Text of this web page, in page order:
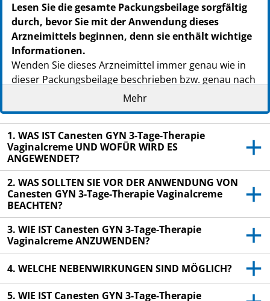
Lesen Sie die gesamte Packungsbeilage sorgfältig
durch, bevor Sie mit der Anwendung dieses
Arzneimittels beginnen, denn sie enthält wichtige
Informationen.
Wenden Sie dieses Arzneimittel immer genau wie in
dieser Packungsbeilage beschrieben bzw. genau nach
Anweisung Ihres Arztes oder Apothekers an.
Heben Sie die Packungsbeilage auf. Vielleicht
möchten Sie diese später nochmals lesen.
Fragen Sie Ihren Apotheker, wenn Sie weitere
Informationen oder einen Rat benötigen.
Wenn Sie Nebenwirkungen bemerken, wenden Sie
sich an Ihren Arzt oder Apotheker. Dies gilt auch
für Nebenwirkungen, die nicht in dieser
Packungsbeilage angegeben sind. Siehe Abschnitt
4.
Wenn sich Ihr Krankheitsbild nach 4 Tagen nicht
Sie sich an Ihren Arzt.
Mehr
1. WAS IST Canesten GYN 3-Tage-Therapie
Vaginalcreme UND WOFÜR WIRD ES
ANGEWENDET?
2. WAS SOLLTEN SIE VOR DER ANWENDUNG VON
Canesten GYN 3-Tage-Therapie Vaginalcreme
BEACHTEN?
3. WIE IST Canesten GYN 3-Tage-Therapie
Vaginalcreme ANZUWENDEN?
4. WELCHE NEBENWIRKUNGEN SIND MÖGLICH?
5. WIE IST Canesten GYN 3-Tage-Therapie